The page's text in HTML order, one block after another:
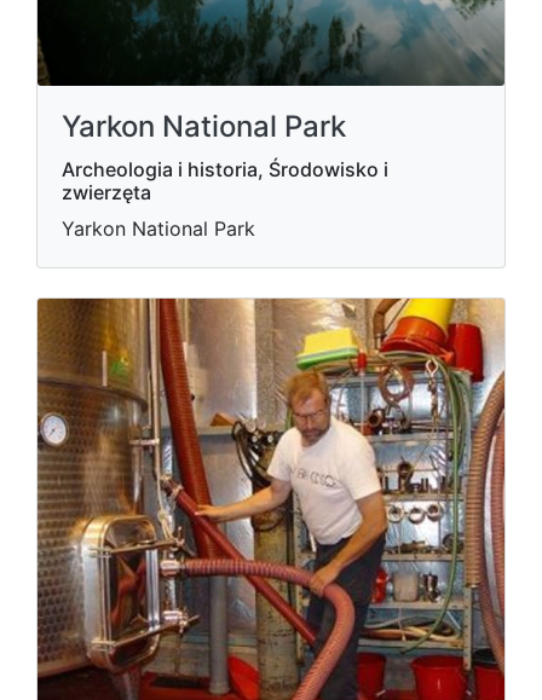
Yarkon National Park
Archeologia i historia, Środowisko i
zwierzęta
Yarkon National Park